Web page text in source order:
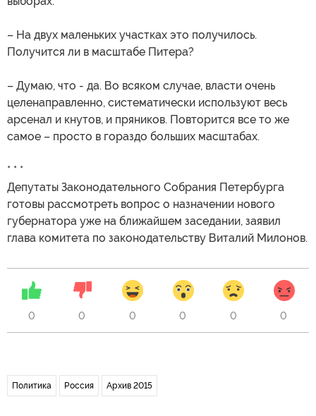
– На двух маленьких участках это получилось.
Получится ли в масштабе Питера?
– Думаю, что - да. Во всяком случае, власти очень
целенаправленно, систематически используют весь
арсенал и кнутов, и пряников. Повторится все то же
самое – просто в гораздо больших масштабах.
* * *
Депутаты Законодательного Собрания Петербурга
готовы рассмотреть вопрос о назначении нового
губернатора уже на ближайшем заседании, заявил
глава комитета по законодательству Виталий Милонов.
0 0 0 0 0 0
Политика Россия Архив 2015